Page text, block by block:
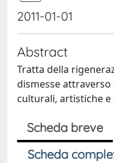
2011-01-01
Abstract
Tratta della
dismesse
culturali, artistiche
Scheda breve
Scheda